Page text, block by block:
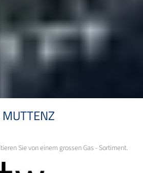
Sie von einem grossen Gas - Sortiment.